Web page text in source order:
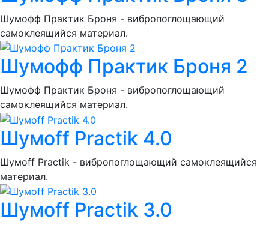
Шумoфф Практик Броня - вибропоглощающий
самоклеящийся материал.
Шумoфф Практик Броня 2
Шумoфф Практик Броня - вибропоглощающий
самоклеящийся материал.
Шумoff Practik 4.0
Шумоff Practik - вибропоглощающий самоклеящийся
материал.
Шумoff Practik 3.0